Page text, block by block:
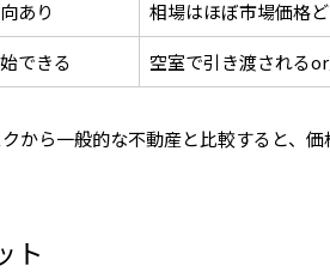
あり
相場はほぼ市場価格
できる 空室で引き渡される
から一般的な不動産と比較すると、
ト